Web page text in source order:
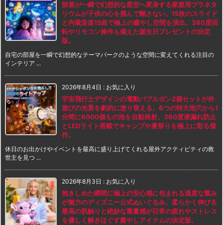
部屋が一瞬で幻想的な星空へ変身する家庭用プラネタ
リウムが子供の心を掴んで離さない。15枚のスライド
と内蔵音楽15曲で極上の癒やし空間を演出。360度回
転やリモコン操作も備えた誕生日プレゼントの決定
版。
自宅の部屋を一瞬で幻想的なテーマパークのような空間に変えてくれる注目の
インテリア ...
2026年8月4日 : お気に入り
宇宙飛行士デザインの電動バブルガン2個セットが外
遊びの光景を劇的に塗り替える。6つの特大泡穴から1
分間に6000個もの泡を自動発射。360度液漏れ防止
とLEDライト搭載でキャンプや夏祭りを極上に彩る傑
作。
休日のお出かけやイベントを最高に盛り上げてくれる屋外アクティビティの救
世主を見つ ...
2026年8月3日 : お気に入り
抱きしめた瞬間に極上の安心感に包まれる適度な重み
が魅力のディズニー公式ぬいぐるみ。柔らかく伸びる
最高の肌触りと絶妙な重量感が日常の疲れやストレス
を優しく解きほぐす癒やしアイテムの決定版。